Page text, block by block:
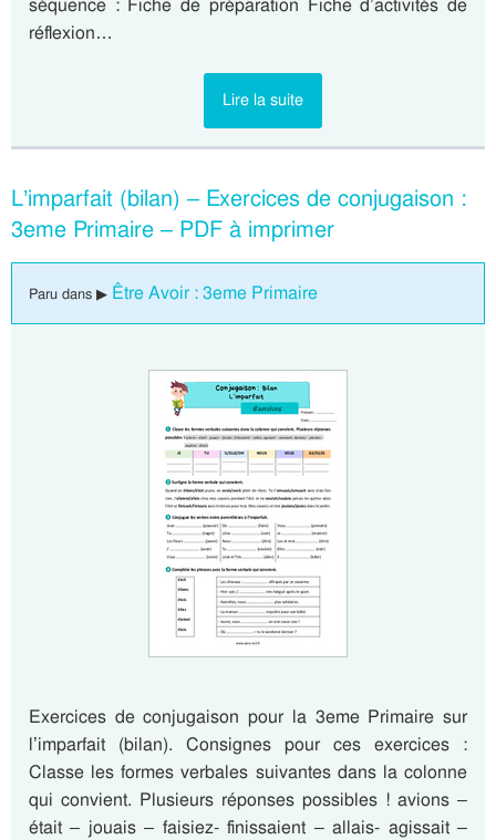
réflexion…
Lire la suite
L’imparfait (bilan) – Exercices de conjugaison :
3eme Primaire – PDF à imprimer
Paru dans ▶ Être Avoir : 3eme Primaire
Exercices de conjugaison pour la 3eme Primaire sur
l’imparfait (bilan). Consignes pour ces exercices :
Classe les formes verbales suivantes dans la colonne
qui convient. Plusieurs réponses possibles ! avions –
était – jouais – faisiez- finissaient – allais- agissait –